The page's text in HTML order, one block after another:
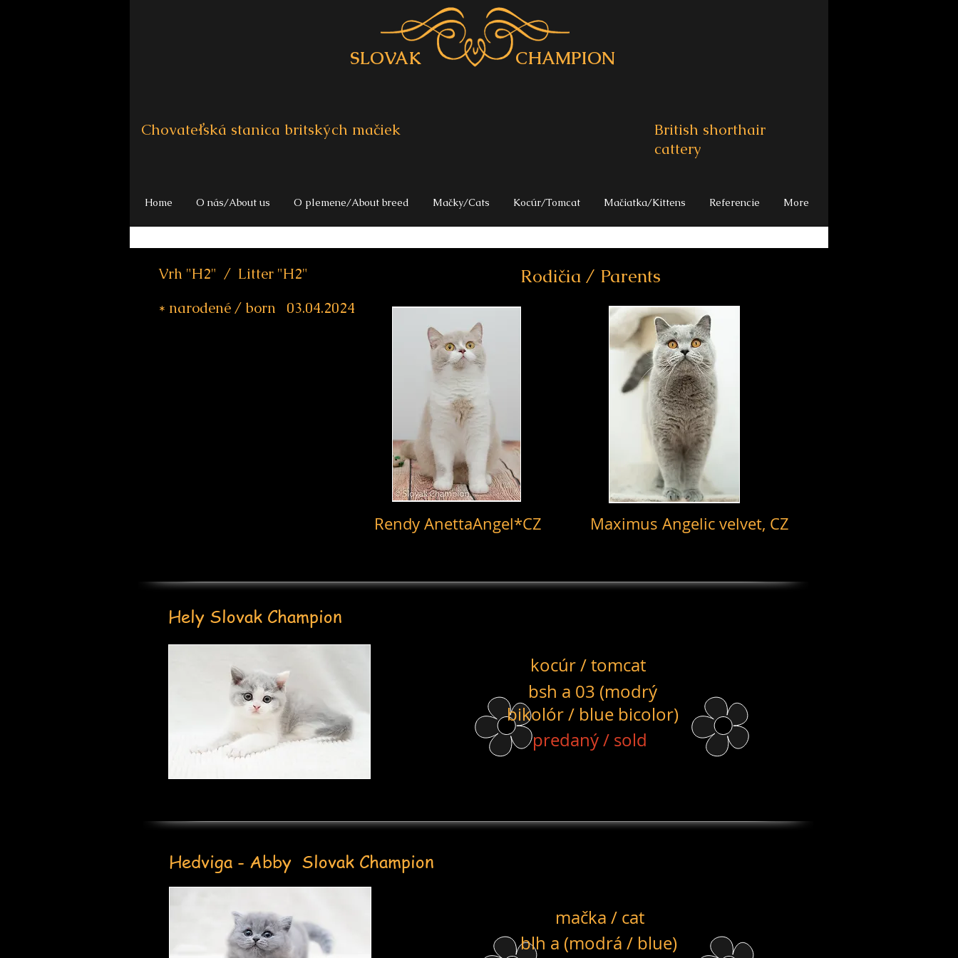
SLOVAK CHAMPION
Chovateľská stanica britských mačiek
British shorthair
cattery
Home O nás/About us O plemene/About breed Mačky/Cats Kocúr/Tomcat Mačiatka/Kittens Referencie More
Rodičia / Parents
Vrh "H2" / Litter "H2"
* narodené / born 03.04.2024
Rendy AnettaAngel*CZ Maximus Angelic velvet, CZ
Hely Slovak Champion
kocúr / tomcat
bsh a 03 (modrý
bikolór / blue bicolor)
predaný / sold
Hedviga - Abby Slovak Champion
mačka / cat
blh a (modrá / blue)